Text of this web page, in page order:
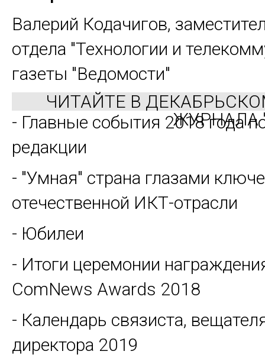
Валерий Кодачигов,
отдела "Технологии и
газеты "Ведомости"
ЧИТАЙТЕ В
ЖУРНАЛА
- Главные события 2018 года
редакции
- "Умная" страна глазами
отечественной ИКТ-отрасли
- Юбилеи
- Итоги церемонии
ComNews Awards 2018
- Календарь связиста,
директора 2019